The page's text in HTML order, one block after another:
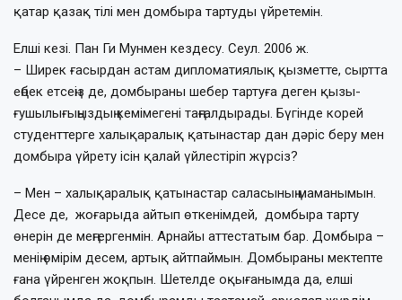
қатар қа­зақ тілі мен домбыра тартуды үйретемін.
Елші кезі. Пан Ги Мунмен кездесу. Сеул. 2006 ж.
– Ширек ғасырдан астам диплома­тия­лық қызметте, сыртта
еңбек ет­сеңіз де, домбыраны шебер тартуға де­­ген қы­зы­
ғушылығыңыздың кемі­ме­гені таң­ғалдырады. Бүгінде корей
студенттерге ха­лықаралық қатынастар дан дәріс беру мен
дом­бы­ра үйрету ісін қалай үйлестіріп жүр­сіз?
– Мен – халықаралық қатынастар са­ла­­сының маманымын.
Десе де, жоғарыда ай­­тып өткенімдей, домбыра тарту
өнерін де меңгергенмін. Арнайы аттестатым бар. Домбыра –
менің өмірім десем, артық айт­паймын. Домбыраны мектепте
ғана үйренген жоқпын. Шетелде оқығанымда да, елші